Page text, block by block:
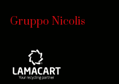
Gruppo Nicolis